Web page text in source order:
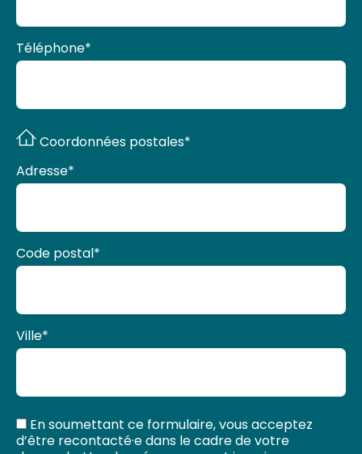
Téléphone*
Coordonnées postales*
Adresse*
Code postal*
Ville*
En soumettant ce formulaire, vous acceptez
d’être recontacté·e dans le cadre de votre